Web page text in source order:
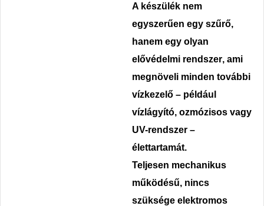
A készülék nem
egyszerűen egy szűrő,
hanem egy olyan
elővédelmi rendszer, ami
megnöveli minden további
vízkezelő – például
vízlágyító, ozmózisos vagy
UV-rendszer –
élettartamát.
Teljesen mechanikus
működésű, nincs
szüksége elektromos